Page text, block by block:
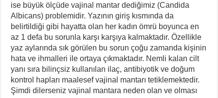
ise büyük ölçüde vajinal mantar dediğimiz (Candida
Albicans) problemidir. Yazının giriş kısmında da
belirtildiği gibi hayatta olan her kadın ömrü boyunca en
az 1 defa bu sorunla karşı karşıya kalmaktadır. Özellikle
yaz aylarında sık görülen bu sorun çoğu zamanda kişinin
hata ve ihmalleri ile ortaya çıkmaktadır. Nemli kalan cilt
yanı sıra bilinçsiz kullanılan ilaç, antibiyotik ve doğum
kontrol hapları maalesef vajinal mantarı tetiklemektedir.
Şimdi dilerseniz vajinal mantara neden olan ve olması